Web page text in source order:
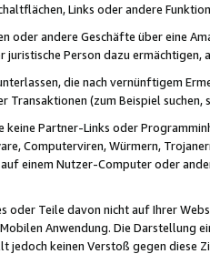
Links oder andere
oder andere Geschäfte über eine
juristische Person dazu
die nach vernünftigem
Transaktionen (zum Beispiel
keine Partner-Links oder
Computerviren, Würmern,
einem Nutzer-Computer oder
oder Teile davon nicht auf Ihrer
Anwendung. Die Darstellung
jedoch keinen Verstoß gegen diese